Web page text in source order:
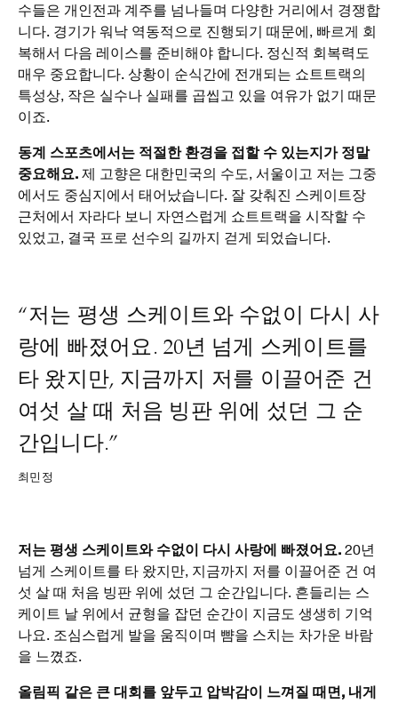
수들은 개인전과 계주를 넘나들며 다양한 거리에서 경쟁합
니다. 경기가 워낙 역동적으로 진행되기 때문에, 빠르게 회
복해서 다음 레이스를 준비해야 합니다. 정신적 회복력도
매우 중요합니다. 상황이 순식간에 전개되는 쇼트트랙의
특성상, 작은 실수나 실패를 곱씹고 있을 여유가 없기 때문
이죠.
동계 스포츠에서는 적절한 환경을 접할 수 있는지가 정말
중요해요. 제 고향은 대한민국의 수도, 서울이고 저는 그중
에서도 중심지에서 태어났습니다. 잘 갖춰진 스케이트장
근처에서 자라다 보니 자연스럽게 쇼트트랙을 시작할 수
있었고, 결국 프로 선수의 길까지 걷게 되었습니다.
“저는 평생 스케이트와 수없이 다시 사
랑에 빠졌어요. 20년 넘게 스케이트를
타 왔지만, 지금까지 저를 이끌어준 건
여섯 살 때 처음 빙판 위에 섰던 그 순
간입니다.”
최민정
저는 평생 스케이트와 수없이 다시 사랑에 빠졌어요. 20년
넘게 스케이트를 타 왔지만, 지금까지 저를 이끌어준 건 여
섯 살 때 처음 빙판 위에 섰던 그 순간입니다. 흔들리는 스
케이트 날 위에서 균형을 잡던 순간이 지금도 생생히 기억
나요. 조심스럽게 발을 움직이며 뺨을 스치는 차가운 바람
을 느꼈죠.
올림픽 같은 큰 대회를 앞두고 압박감이 느껴질 때면, 내게